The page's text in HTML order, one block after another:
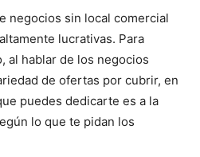
negocios sin local comercial
lucrativas. Para
al hablar de los negocios
de ofertas por cubrir, en
puedes dedicarte es a la
lo que te pidan los